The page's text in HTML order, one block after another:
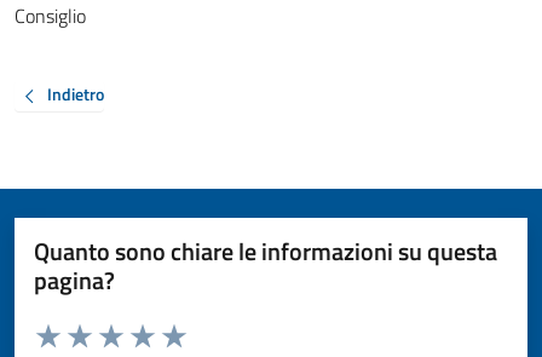
Consiglio
Indietro
Quanto sono chiare le informazioni su questa
pagina?
Valuta da 1 a 5 stelle la pagina